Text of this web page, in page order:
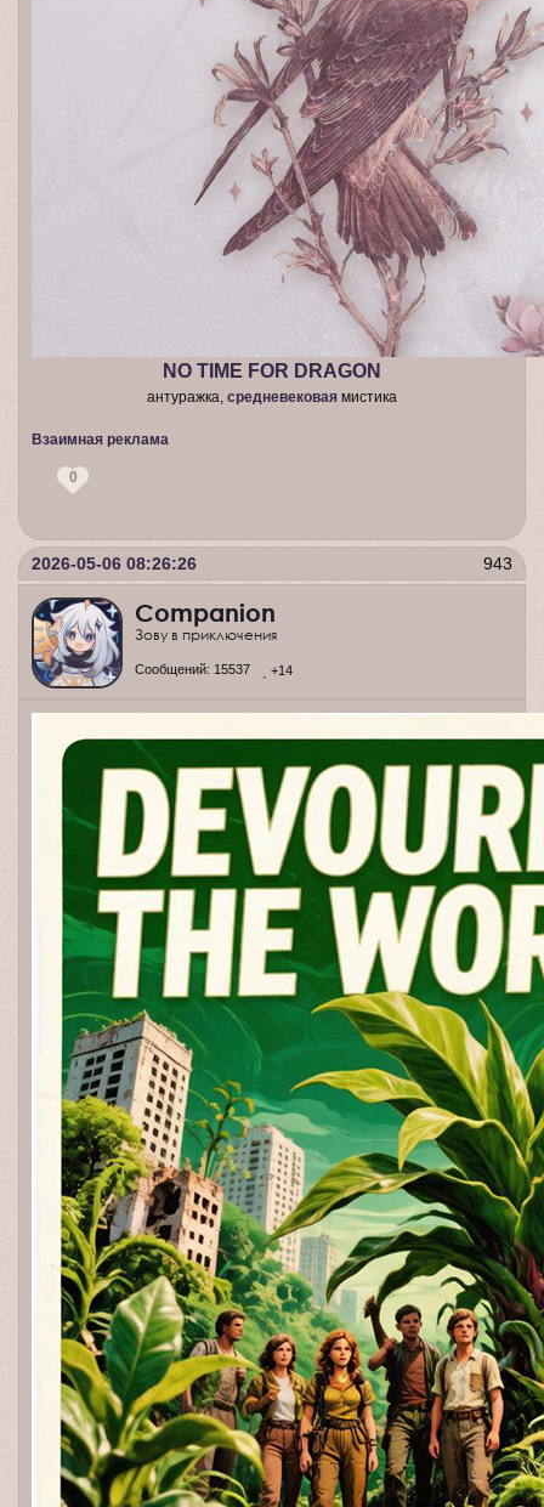
NO TIME FOR DRAGON
антуражка, средневековая мистика
Взаимная реклама
0
943
2026-05-06 08:26:26
Companion
Зову в приключения
Сообщений: 15537 +14